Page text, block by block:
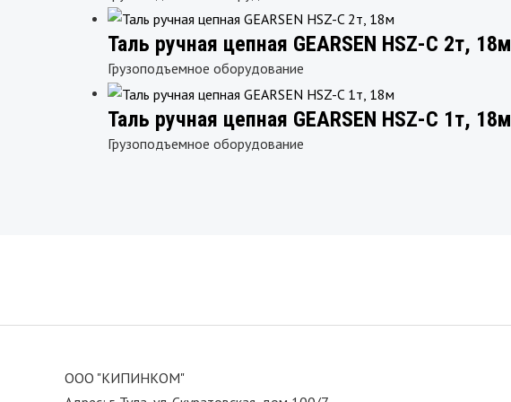
Таль ручная цепная GEARSEN HSZ-C 2т, 18м
Грузоподъемное оборудование
Таль ручная цепная GEARSEN HSZ-C 1т, 18м
Грузоподъемное оборудование
ООО "КИПИНКОМ"